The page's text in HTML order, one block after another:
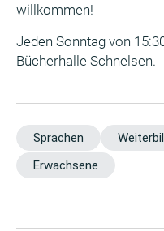
willkommen!
Jeden Sonntag von
Bücherhalle Schnelsen.
Sprachen
Erwachsene